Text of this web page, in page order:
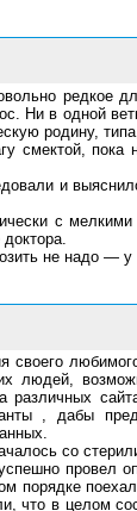
редкое
Ни в одной
родину,
смектой, пока
и
с
не надо — у
своего
людей,
различных
, дабы
со
провел
порядке
что в целом